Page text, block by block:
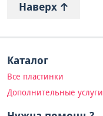
Наверх
Каталог
Все пластинки
Дополнительные услуги